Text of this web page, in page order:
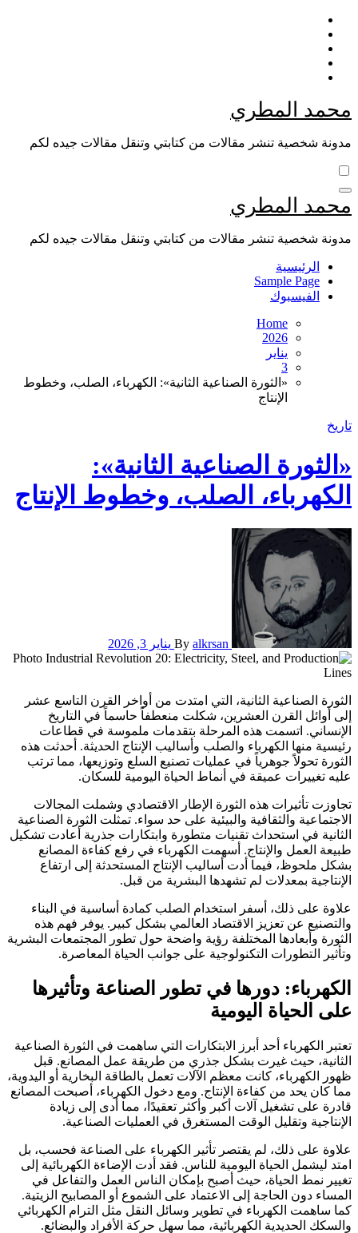
Skip
content
محمد المطري
مدونة شخصية تنشر مقالات من كتابتي وتنقل مقالات جيده لكم
محمد المطري
مدونة شخصية تنشر مقالات من كتابتي وتنقل مقالات جيده لكم
الرئيسية
Sample Page
الفيسبوك
Home
2026
يناير
3
​«الثورة الصناعية الثانية»: الكهرباء، الصلب، وخطوط
الإنتاج
تاريخ
​«الثورة الصناعية الثانية»:
الكهرباء، الصلب، وخطوط الإنتاج
By alkrsan يناير 3, 2026
إلى أوائل القرن العشرين، شكلت منعطفاً حاسماً في التاريخ
الإنساني. اتسمت هذه المرحلة بتقدمات ملموسة في قطاعات
رئيسية منها الكهرباء والصلب وأساليب الإنتاج الحديثة. أحدثت هذه
الثورة تحولاً جوهرياً في عمليات تصنيع السلع وتوزيعها، مما ترتب
عليه تغييرات عميقة في أنماط الحياة اليومية للسكان.
تجاوزت تأثيرات هذه الثورة الإطار الاقتصادي وشملت المجالات
الاجتماعية والثقافية والبيئية على حد سواء. تمثلت الثورة الصناعية
الثانية في استحداث تقنيات متطورة وابتكارات جذرية أعادت تشكيل
طبيعة العمل والإنتاج. أسهمت الكهرباء في رفع كفاءة المصانع
بشكل ملحوظ، فيما أدت أساليب الإنتاج المستحدثة إلى ارتفاع
الإنتاجية بمعدلات لم تشهدها البشرية من قبل.
علاوة على ذلك، أسفر استخدام الصلب كمادة أساسية في البناء
والتصنيع عن تعزيز الاقتصاد العالمي بشكل كبير. يوفر فهم هذه
الثورة وأبعادها المختلفة رؤية واضحة حول تطور المجتمعات البشرية
وتأثير التطورات التكنولوجية على جوانب الحياة المعاصرة.
الكهرباء: دورها في تطور الصناعة وتأثيرها
على الحياة اليومية
تعتبر الكهرباء أحد أبرز الابتكارات التي ساهمت في الثورة الصناعية
الثانية، حيث غيرت بشكل جذري من طريقة عمل المصانع. قبل
ظهور الكهرباء، كانت معظم الآلات تعمل بالطاقة البخارية أو اليدوية،
مما كان يحد من كفاءة الإنتاج. ومع دخول الكهرباء، أصبحت المصانع
قادرة على تشغيل آلات أكبر وأكثر تعقيدًا، مما أدى إلى زيادة
الإنتاجية وتقليل الوقت المستغرق في العمليات الصناعية.
علاوة على ذلك، لم يقتصر تأثير الكهرباء على الصناعة فحسب، بل
امتد ليشمل الحياة اليومية للناس. فقد أدت الإضاءة الكهربائية إلى
تغيير نمط الحياة، حيث أصبح بإمكان الناس العمل والتفاعل في
المساء دون الحاجة إلى الاعتماد على الشموع أو المصابيح الزيتية.
كما ساهمت الكهرباء في تطوير وسائل النقل مثل الترام الكهربائي
والسكك الحديدية الكهربائية، مما سهل حركة الأفراد والبضائع.